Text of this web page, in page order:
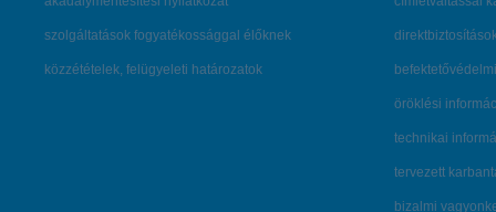
szolgáltatások fogyatékossággal élőknek
közzétételek, felügyeleti határozatok
öröklési
technikai
tervezett
bizalmi